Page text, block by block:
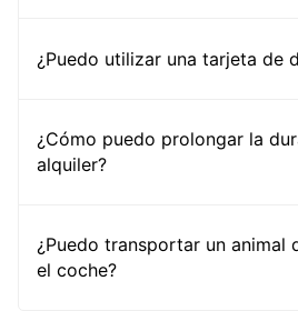
¿Puedo utilizar una tarjeta de
¿Cómo puedo prolongar la
alquiler?
¿Puedo transportar un animal
el coche?